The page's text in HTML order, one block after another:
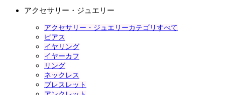
アクセサリー・ジュエリー
アクセサリー・ジュエリーカテゴリすべて
ピアス
イヤリング
イヤーカフ
リング
ネックレス
ブレスレット